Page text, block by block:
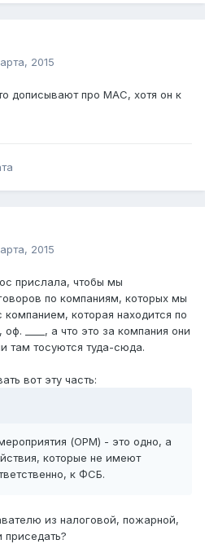
2015
дописывают про MAC, хотя он к
2015
прислала, чтобы мы
по компаниям, которых мы
которая находится по
оф. ____, а что это за компания они
там тосуются туда-сюда.
вот эту часть:
(ОРМ) - это одно, а
которые не имеют
к ФСБ.
из налоговой, пожарной,